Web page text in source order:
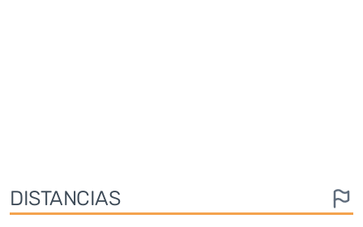
DISTANCIAS